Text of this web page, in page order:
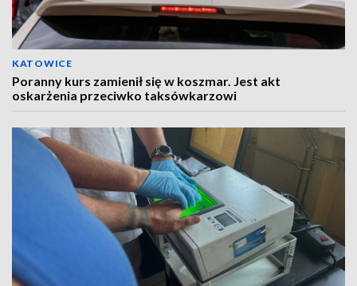
KATOWICE
Poranny kurs zamienił się w koszmar. Jest akt
oskarżenia przeciwko taksówkarzowi